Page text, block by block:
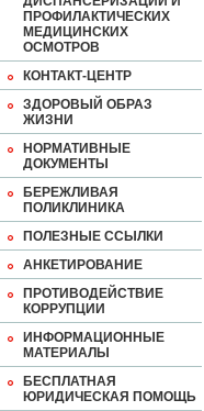
ПРОФИЛАКТИЧЕСКИХ
МЕДИЦИНСКИХ
ОСМОТРОВ
КОНТАКТ-ЦЕНТР
ЗДОРОВЫЙ ОБРАЗ
ЖИЗНИ
НОРМАТИВНЫЕ
ДОКУМЕНТЫ
БЕРЕЖЛИВАЯ
ПОЛИКЛИНИКА
ПОЛЕЗНЫЕ ССЫЛКИ
АНКЕТИРОВАНИЕ
ПРОТИВОДЕЙСТВИЕ
КОРРУПЦИИ
ИНФОРМАЦИОННЫЕ
МАТЕРИАЛЫ
БЕСПЛАТНАЯ
ЮРИДИЧЕСКАЯ ПОМОЩЬ